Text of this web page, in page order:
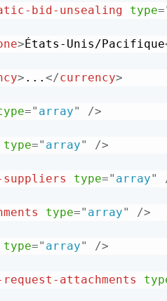
bid-unsealing type=
>États-Unis/Pacifique
> ... </currency>
=" array" />
type=" array" />
suppliers type=" array"
type=" array" />
type=" array" />
request-attachments